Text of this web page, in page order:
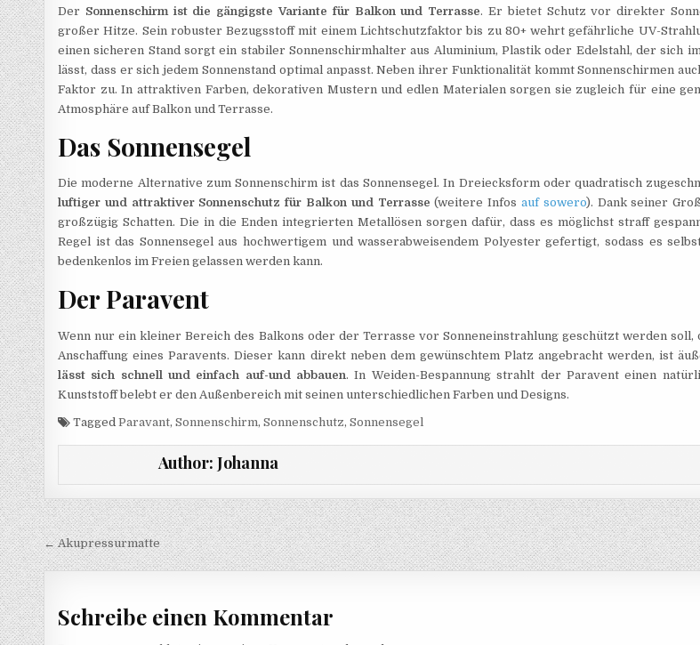
Der Sonnenschirm ist die gängigste Variante für Balkon und Terrasse. Er bietet Schutz vor direkter
großer Hitze. Sein robuster Bezugsstoff mit einem Lichtschutzfaktor bis zu 80+ wehrt gefährliche UV-
einen sicheren Stand sorgt ein stabiler Sonnenschirmhalter aus Aluminium, Plastik oder Edelstahl, der sich
lässt, dass er sich jedem Sonnenstand optimal anpasst. Neben ihrer Funktionalität kommt Sonnenschirmen
Faktor zu. In attraktiven Farben, dekorativen Mustern und edlen Materialen sorgen sie zugleich für eine
Atmosphäre auf Balkon und Terrasse.
Das Sonnensegel
Die moderne Alternative zum Sonnenschirm ist das Sonnensegel. In Dreiecksform oder quadratisch
luftiger und attraktiver Sonnenschutz für Balkon und Terrasse (weitere Infosauf sowero). Dank seiner
großzügig Schatten. Die in die Enden integrierten Metallösen sorgen dafür, dass es möglichst straff
Regel ist das Sonnensegel aus hochwertigem und wasserabweisendem Polyester gefertigt, sodass es
bedenkenlos im Freien gelassen werden kann.
Der Paravent
Wenn nur ein kleiner Bereich des Balkons oder der Terrasse vor Sonneneinstrahlung geschützt werden soll,
Anschaffung eines Paravents. Dieser kann direkt neben dem gewünschtem Platz angebracht werden, ist
lässt sich schnell und einfach auf-und abbauen. In Weiden-Bespannung strahlt der Paravent einen
Kunststoff belebt er den Außenbereich mit seinen unterschiedlichen Farben und Designs.
TaggedParavant,Sonnenschirm,Sonnenschutz,Sonnensegel
Author: Johanna
Beitragsnavigation
← Akupressurmatte
Schreibe einen Kommentar